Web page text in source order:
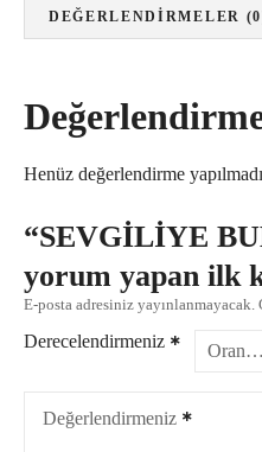
d
t
DEĞERLENDIRMELER
Henüz değerlendirme
“SEVGİLİYE
yorum yapan ilk
E-posta adresiniz yayınlanmayacak.
Derecelendirmeniz
Değerlendirmeniz